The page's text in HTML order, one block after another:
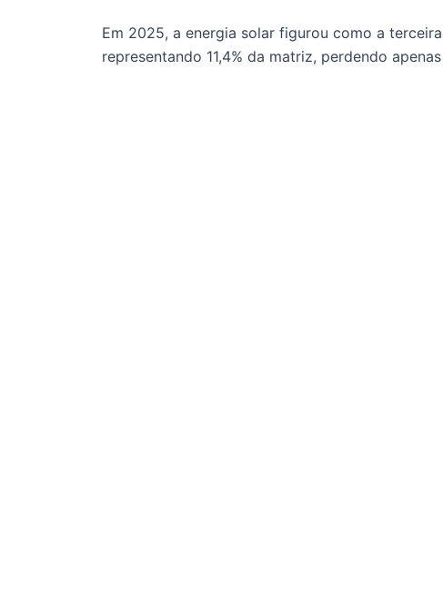
Em 2025, a energia solar figurou como a
representando 11,4% da matriz, perdendo